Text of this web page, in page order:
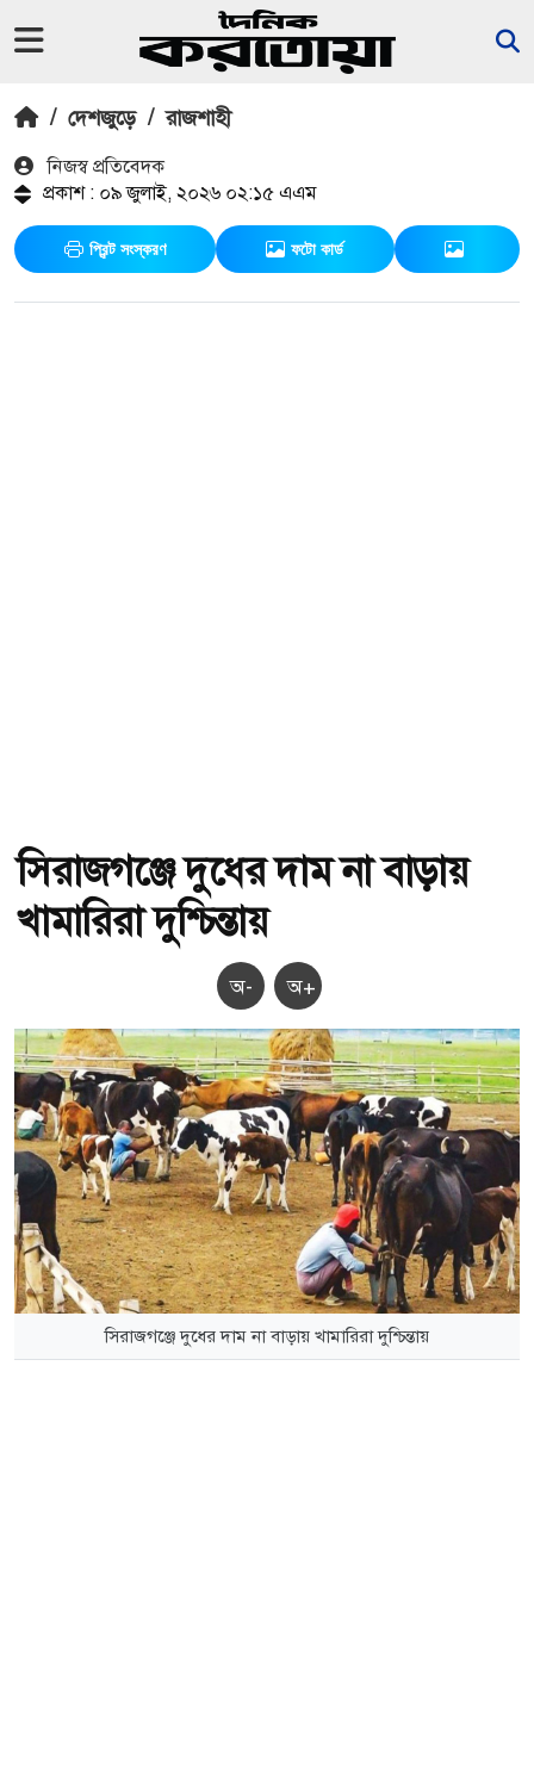
/ দেশজুড়ে / রাজশাহী
নিজস্ব প্রতিবেদক
প্রকাশ : ০৯ জুলাই, ২০২৬ ০২:১৫ এএম
প্রিন্ট সংস্করণ ফটো কার্ড
সিরাজগঞ্জে দুধের দাম না বাড়ায়
খামারিরা দুশ্চিন্তায়
অ- অ+
সিরাজগঞ্জে দুধের দাম না বাড়ায় খামারিরা দুশ্চিন্তায়